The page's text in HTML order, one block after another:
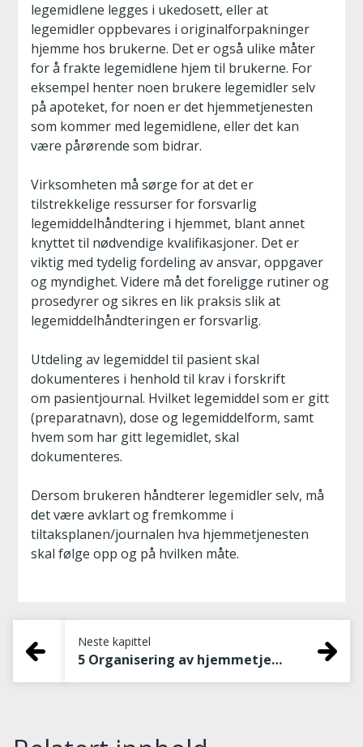
legemidlene legges i ukedosett, eller at
legemidler oppbevares i originalforpakninger
hjemme hos brukerne. Det er også ulike måter
for å frakte legemidlene hjem til brukerne. For
eksempel henter noen brukere legemidler selv
på apoteket, for noen er det hjemmetjenesten
som kommer med legemidlene, eller det kan
være pårørende som bidrar.
Virksomheten må sørge for at det er
tilstrekkelige ressurser for forsvarlig
legemiddelhåndtering i hjemmet, blant annet
knyttet til nødvendige kvalifikasjoner. Det er
viktig med tydelig fordeling av ansvar, oppgaver
og myndighet. Videre må det foreligge rutiner og
prosedyrer og sikres en lik praksis slik at
legemiddelhåndteringen er forsvarlig.
Utdeling av legemiddel til pasient skal
dokumenteres i henhold til krav i forskrift
om pasientjournal. Hvilket legemiddel som er gitt
(preparatnavn), dose og legemiddelform, samt
hvem som har gitt legemidlet, skal
dokumenteres.
Dersom brukeren håndterer legemidler selv, må
det være avklart og fremkomme i
tiltaksplanen/journalen hva hjemmetjenesten
skal følge opp og på hvilken måte.
Neste kapittel
5 Organisering av hjemmetjenesten i den aktuelle kommunen